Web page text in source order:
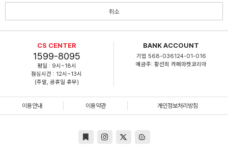
취소
CS CENTER
1599-8095
평일 : 9시~18시
점심시간 : 12시~13시
(주말, 공휴일 휴무)
BANK ACCOUNT
기업 568-036124-01-016
예금주: 황선희 카페마켓코리아
이용안내 이용약관 개인정보처리방침